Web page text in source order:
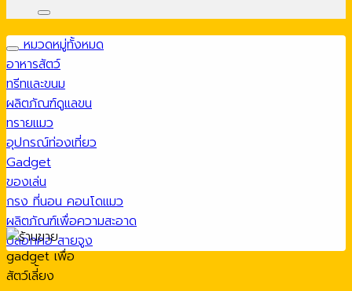
หมวดหมู่ทั้งหมด
อาหารสัตว์
ทรีทและขนม
ผลิตภัณฑ์ดูแลขน
ทรายแมว
อุปกรณ์ท่องเที่ยว
Gadget
ของเล่น
กรง ที่นอน คอนโดแมว
ผลิตภัณฑ์เพื่อความสะอาด
ปลอกคอ สายจูง